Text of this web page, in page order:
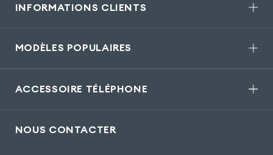
INFORMATIONS CLIENTS
MODÈLES POPULAIRES
ACCESSOIRE TÉLÉPHONE
NOUS CONTACTER